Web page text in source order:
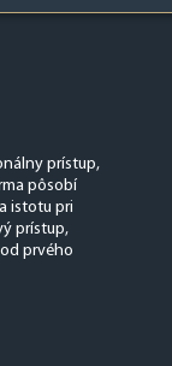
prístup,
pôsobí
istotu pri
prístup,
prvého